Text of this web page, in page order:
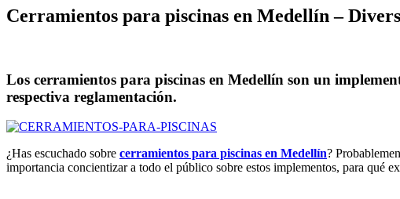
Cerramientos para piscinas en Medellín –
Los cerramientos para piscinas en Medellín son un
respectiva reglamentación.
¿Has escuchado sobre cerramientos para piscinas en Medellín?
importancia concientizar a todo el público sobre estos implementos, para qué